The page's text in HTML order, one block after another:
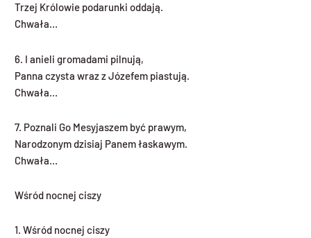
Trzej Królowie podarunki oddają.
Chwała…
6. I anieli gromadami pilnują,
Panna czysta wraz z Józefem piastują.
Chwała…
7. Poznali Go Mesyjaszem być prawym,
Narodzonym dzisiaj Panem łaskawym.
Chwała…
Wśród nocnej ciszy
1. Wśród nocnej ciszy